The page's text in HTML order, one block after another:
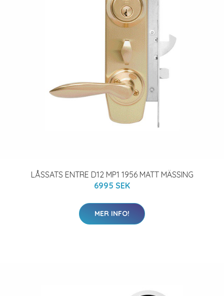
LÅSSATS ENTRE D12 MP1 1956 MATT MÄSSING
6995 SEK
MER INFO!